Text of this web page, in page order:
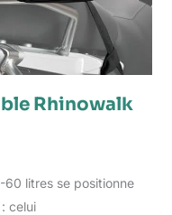
Rhinowalk
60 litres se positionne
celui